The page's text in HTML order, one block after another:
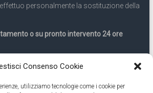
Consenso Cookie
utilizziamo tecnologie come i cookie per
personalmente la sostituzione della
o su pronto intervento 24 ore
ore